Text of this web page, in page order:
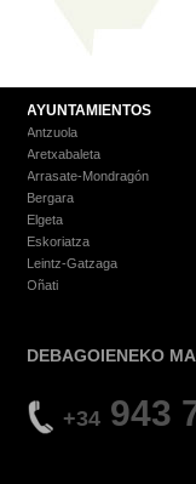
AYUNTAMIENTOS
Antzuola
Aretxabaleta
Arrasate-Mondragón
Bergara
Elgeta
Eskoriatza
Leintz-Gatzaga
Oñati
DEBAGOIENEKO
+34 943